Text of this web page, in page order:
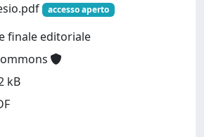
accesso aperto
finale editoriale
kB